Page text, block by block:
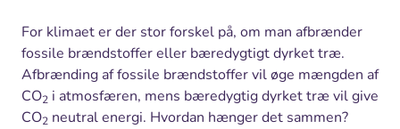
For klimaet er der stor forskel på, om man afbrænder
fossile brændstoffer eller bæredygtigt dyrket træ.
Afbrænding af fossile brændstoffer vil øge mængden af
CO2 i atmosfæren, mens bæredygtig dyrket træ vil give
CO2 neutral energi. Hvordan hænger det sammen?